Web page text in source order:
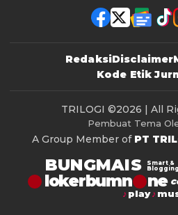
RedaksiDisclaimer
Kode Etik
TRILOGI ©2026 | All
Pembuat Tema
A Group Member of PT
BUNGMAIS
Smart &
Blogging
lokerbumn
play